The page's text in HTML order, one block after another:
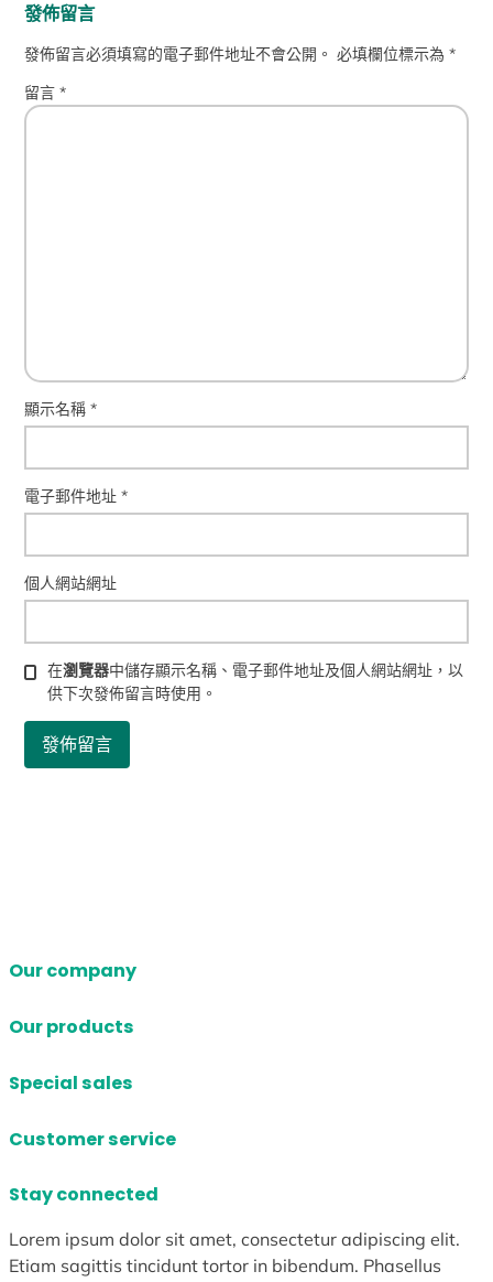
發佈留言
發佈留言必須填寫的電子郵件地址不會公開。 必填欄位標示為*
留言*
顯示名稱*
電子郵件地址*
個人網站網址
在瀏覽器中儲存顯示名稱、電子郵件地址及個人網站網址，以
供下次發佈留言時使用。
Our company
Our products
Special sales
Customer service
Stay connected
Lorem ipsum dolor sit amet, consectetur adipiscing elit.
Etiam sagittis tincidunt tortor in bibendum. Phasellus